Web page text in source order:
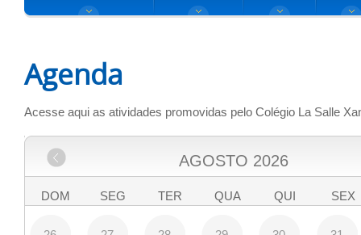
Agenda
Acesse aqui as atividades promovidas pelo Colégio La Salle
AGOSTO 2026
DOM SEG TER QUA QUI SEX